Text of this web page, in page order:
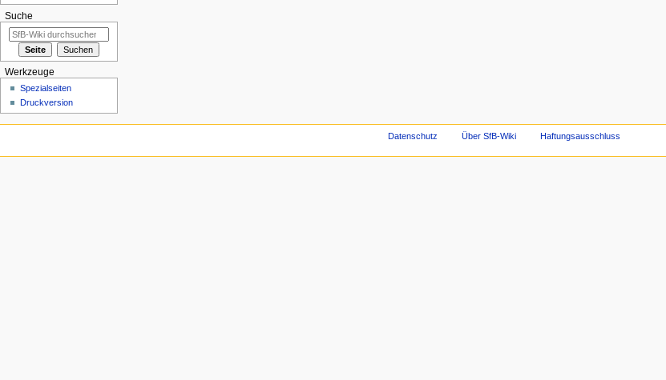
Suche
Werkzeuge
Spezialseiten
Druckversion
Datenschutz Über SfB-Wiki Haftungsausschluss